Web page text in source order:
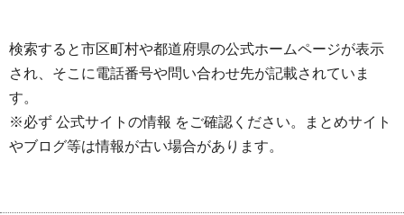
検索すると市区町村や都道府県の公式ホームページが表示
され、そこに電話番号や問い合わせ先が記載されていま
す。
※必ず 公式サイトの情報 をご確認ください。まとめサイト
やブログ等は情報が古い場合があります。